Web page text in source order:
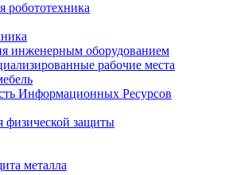
робототехника
инженерным оборудованием
рабочие места
Информационных Ресурсов
защиты
металла